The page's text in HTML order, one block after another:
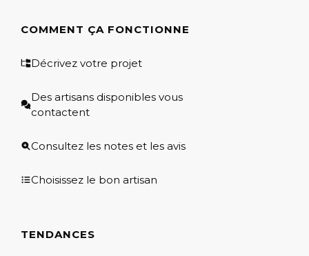
COMMENT ÇA FONCTIONNE
Décrivez votre projet
Des artisans disponibles vous
contactent
Consultez les notes et les avis
Choisissez le bon artisan
TENDANCES